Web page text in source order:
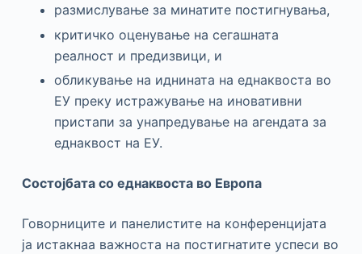
размислување за минатите постигнувања,
критичко оценување на сегашната
реалност и предизвици, и
обликување на иднината на еднаквоста во
ЕУ преку истражување на иновативни
пристапи за унапредување на агендата за
еднаквост на ЕУ.
Состојбата со еднаквоста во Европа
Говорниците и панелистите на конференцијата
ја истакнаа важноста на постигнатите успеси во